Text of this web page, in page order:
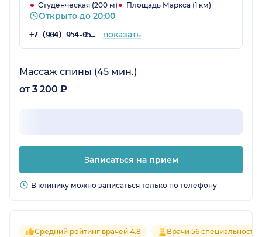
Студенческая (200 м) Площадь Маркса (1 км)
Открыто до 20:00
+7 (904) 954-05-19 показать
Массаж спины (45 мин.)
от 3 200 ₽
Записаться на прием
В клинику можно записаться только по телефону
Средний рейтинг врачей 4.8 Врачи 56